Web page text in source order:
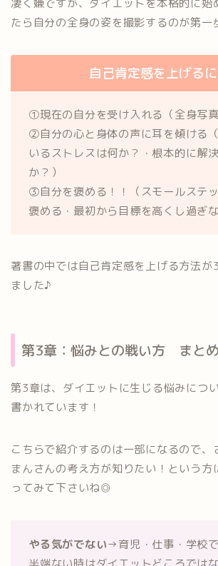
凄く嫌ですが、ダイエットを本格的に始
たら自分の全身の姿を撮影するのが第一
自己肯定感を上げる
①現在の自分を受け入れる（全身写真
②自分の心と身体の声に耳を傾ける
いるストレスは何か？・根本的に解
か？）
③自分を褒める！！（スモールステ
褒める・最初から目標を高くし過ぎな
著書の中では自己肯定感を上げる方法が
ました♪
第3章：悩みとの戦い方 まとめ
第3章は、ダイエットに生じる悩みにつ
書かれています！
こちらで紹介するのは一部になるので、
まんさんの考え方が知りたい！という方
ってみて下さいね◎
やる気がでない→育児・仕事・学校